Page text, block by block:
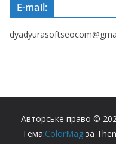
E-mail:
Авторське право ©
Тема:ColorMagза